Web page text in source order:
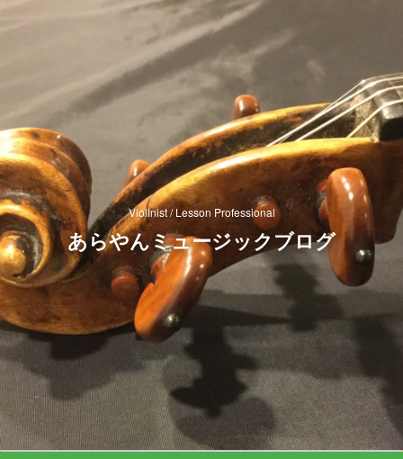
Violinist / Lesson Professional
あらやんミュージックブログ